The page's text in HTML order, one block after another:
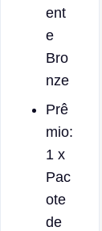
ent
e
Bro
nze
Prê
mio:
1 x
Pac
ote
de